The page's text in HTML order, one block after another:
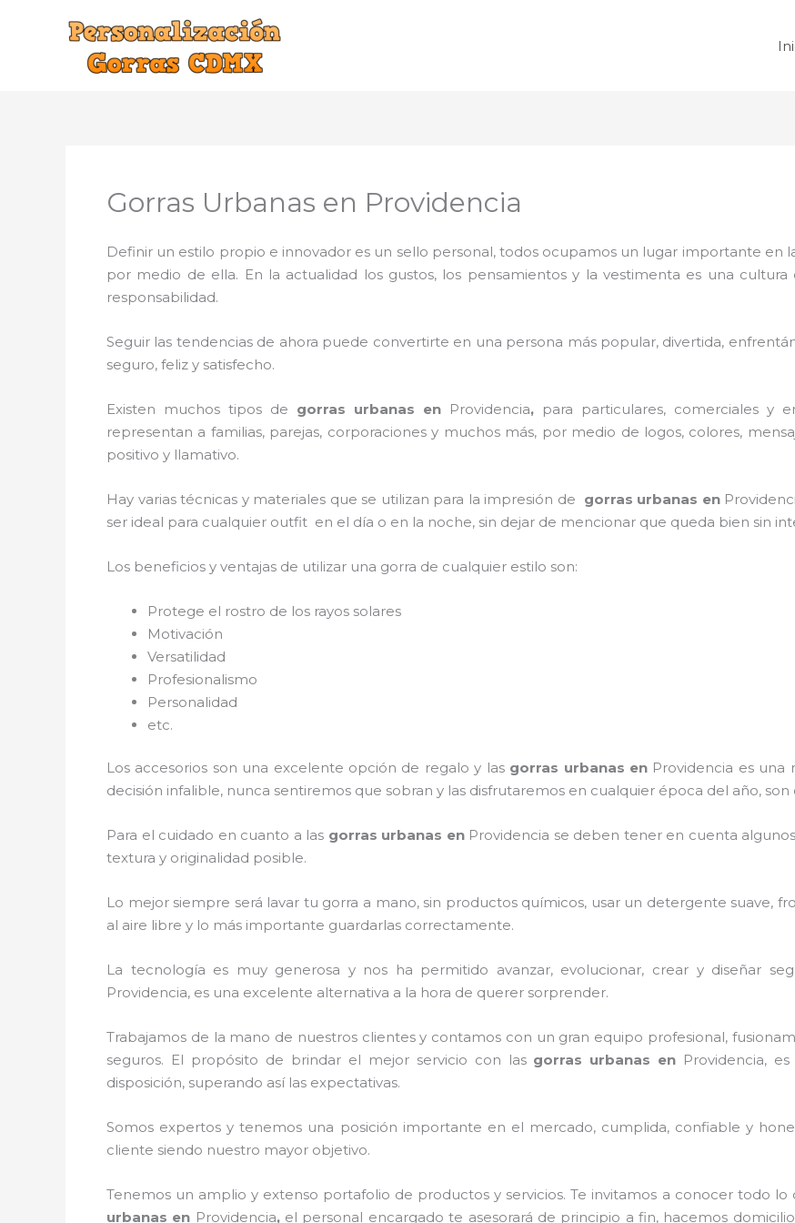
Gorras Urbanas en Providencia
Definir un estilo propio e innovador es un sello personal, todos ocupamos un lugar importante en
por medio de ella. En la actualidad los gustos, los pensamientos y la vestimenta es una
responsabilidad.
Seguir las tendencias de ahora puede convertirte en una persona más popular, divertida,
seguro, feliz y satisfecho.
Existen muchos tipos de gorras urbanas en Providencia, para particulares, comerciales y
representan a familias, parejas, corporaciones y muchos más, por medio de logos, colores,
positivo y llamativo.
Hay varias técnicas y materiales que se utilizan para la impresión de gorras urbanas en
ser ideal para cualquier outfit en el día o en la noche, sin dejar de mencionar que queda bien sin
Los beneficios y ventajas de utilizar una gorra de cualquier estilo son:
Protege el rostro de los rayos solares
Motivación
Versatilidad
Profesionalismo
Personalidad
etc.
Los accesorios son una excelente opción de regalo y las gorras urbanas en Providencia es una
decisión infalible, nunca sentiremos que sobran y las disfrutaremos en cualquier época del año, son
Para el cuidado en cuanto a las gorras urbanas en Providencia se deben tener en cuenta
textura y originalidad posible.
Lo mejor siempre será lavar tu gorra a mano, sin productos químicos, usar un detergente suave,
al aire libre y lo más importante guardarlas correctamente.
La tecnología es muy generosa y nos ha permitido avanzar, evolucionar, crear y diseñar
Providencia, es una excelente alternativa a la hora de querer sorprender.
Trabajamos de la mano de nuestros clientes y contamos con un gran equipo profesional,
seguros. El propósito de brindar el mejor servicio con las gorras urbanas en Providencia,
disposición, superando así las expectativas.
Somos expertos y tenemos una posición importante en el mercado, cumplida, confiable y
cliente siendo nuestro mayor objetivo.
Tenemos un amplio y extenso portafolio de productos y servicios. Te invitamos a conocer todo
urbanas en Providencia, el personal encargado te asesorará de principio a fin, hacemos